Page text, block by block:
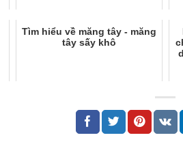
Tìm hiểu về măng tây - măng
tây sấy khô